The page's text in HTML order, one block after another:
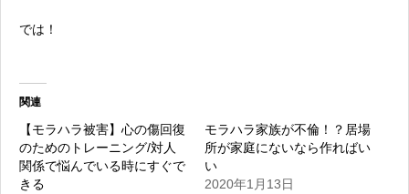
では！
関連
【モラハラ被害】心の傷回復
のためのトレーニング/対人
関係で悩んでいる時にすぐで
きる
モラハラ家族が不倫！？居場
所が家庭にないなら作ればい
い
2020年1月13日